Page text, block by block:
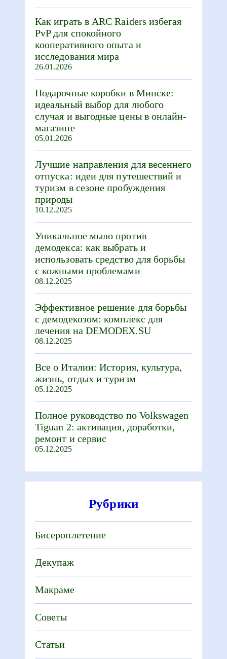
Как играть в ARC Raiders избегая
PvP для спокойного
кооперативного опыта и
исследования мира
26.01.2026
Подарочные коробки в Минске:
идеальный выбор для любого
случая и выгодные цены в онлайн-
магазине
05.01.2026
Лучшие направления для весеннего
отпуска: идеи для путешествий и
туризм в сезоне пробуждения
природы
10.12.2025
Уникальное мыло против
демодекса: как выбрать и
использовать средство для борьбы
с кожными проблемами
08.12.2025
Эффективное решение для борьбы
с демодекозом: комплекс для
лечения на DEMODEX.SU
08.12.2025
Все о Италии: История, культура,
жизнь, отдых и туризм
05.12.2025
Полное руководство по Volkswagen
Tiguan 2: активация, доработки,
ремонт и сервис
05.12.2025
Рубрики
Бисероплетение
Декупаж
Макраме
Советы
Статьи